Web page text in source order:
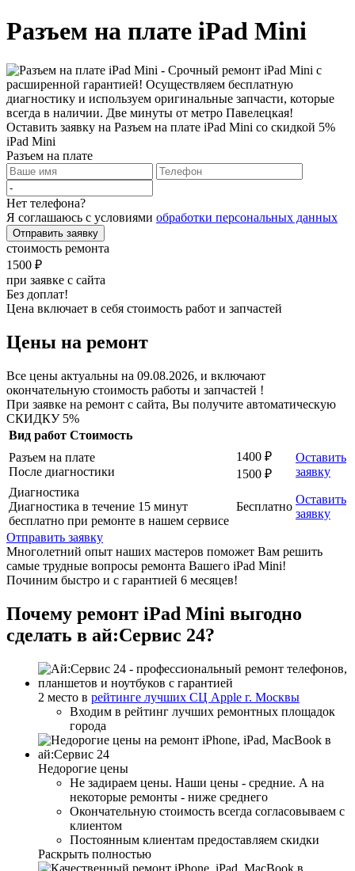
Разъем на плате iPad Mini
Оставить заявку на Разъем на плате iPad Mini со скидкой 5%
iPad Mini
Разъем на плате
Нет телефона?
Я соглашаюсь с условиями обработки персональных данных
Отправить заявку
стоимость ремонта
1500 ₽
при заявке с сайта
Без доплат!
Цена включает в себя стоимость работ и запчастей
Цены на ремонт
Все цены актуальны на 09.08.2026, и включают
окончательную стоимость работы и запчастей !
При заявке на ремонт с сайта, Вы получите автоматическую
СКИДКУ 5%
Вид работ Стоимость
Разъем на плате
После диагностики
1400 ₽
1500 ₽
Оставить
заявку
Диагностика
Диагностика в течение 15 минут
бесплатно при ремонте в нашем сервисе
Бесплатно
Оставить
заявку
Отправить заявку
Многолетний опыт наших мастеров поможет Вам решить
самые трудные вопросы ремонта Вашего iPad Mini!
Починим быстро и с гарантией 6 месяцев!
Почему ремонт iPad Mini выгодно
сделать в ай:Сервис 24?
2 место в рейтинге лучших СЦ Apple г. Москвы
Входим в рейтинг лучших ремонтных площадок
города
Недорогие цены
Не задираем цены. Наши цены - средние. А на
некоторые ремонты - ниже среднего
Окончательную стоимость всегда согласовываем с
клиентом
Постоянным клиентам предоставляем скидки
Раскрыть полностью